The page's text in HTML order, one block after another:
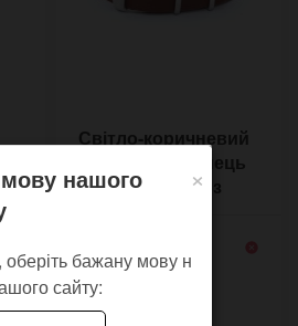
Світло-коричневий
шкіряний ремінець
NATO 18-22 мм з
475 грн.
×
нашого
оберіть бажану мову н
сайту: